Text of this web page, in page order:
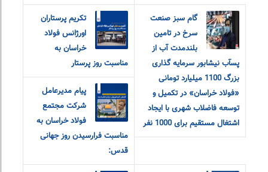
گام سبز صنعت
سرخ در تامین
بلندمدت آب از
پسآب نیشابور سرمایه گذاری
بزرگ 1100 میلیارد تومانی
«فولاد خراسان» در تکمیل و
توسعه فاضلاب شهری با ایجاد
اشتغال مستقیم برای 1000 نفر
تکریم پرستاران
اورژانس فولاد
خراسان به
مناسبت روز پرستار
پیام مدیرعامل
شرکت مجتمع
فولاد خراسان به
مناسبت فرارسیدن روز جهانی
قدس: